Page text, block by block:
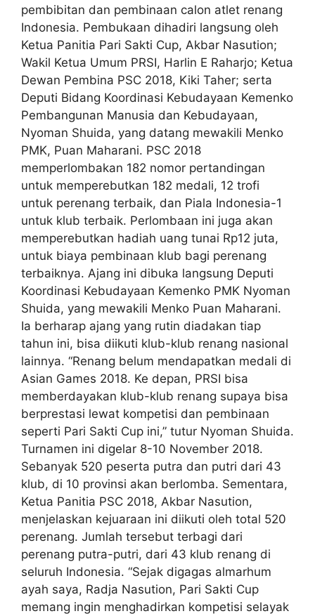
pembibitan dan pembinaan calon atlet renang
Indonesia. Pembukaan dihadiri langsung oleh
Ketua Panitia Pari Sakti Cup, Akbar Nasution;
Wakil Ketua Umum PRSI, Harlin E Raharjo; Ketua
Dewan Pembina PSC 2018, Kiki Taher; serta
Deputi Bidang Koordinasi Kebudayaan Kemenko
Pembangunan Manusia dan Kebudayaan,
Nyoman Shuida, yang datang mewakili Menko
PMK, Puan Maharani. PSC 2018
memperlombakan 182 nomor pertandingan
untuk memperebutkan 182 medali, 12 trofi
untuk perenang terbaik, dan Piala Indonesia-1
untuk klub terbaik. Perlombaan ini juga akan
memperebutkan hadiah uang tunai Rp12 juta,
untuk biaya pembinaan klub bagi perenang
terbaiknya. Ajang ini dibuka langsung Deputi
Koordinasi Kebudayaan Kemenko PMK Nyoman
Shuida, yang mewakili Menko Puan Maharani.
Ia berharap ajang yang rutin diadakan tiap
tahun ini, bisa diikuti klub-klub renang nasional
lainnya. “Renang belum mendapatkan medali di
Asian Games 2018. Ke depan, PRSI bisa
memberdayakan klub-klub renang supaya bisa
berprestasi lewat kompetisi dan pembinaan
seperti Pari Sakti Cup ini,” tutur Nyoman Shuida.
Turnamen ini digelar 8-10 November 2018.
Sebanyak 520 peserta putra dan putri dari 43
klub, di 10 provinsi akan berlomba. Sementara,
Ketua Panitia PSC 2018, Akbar Nasution,
menjelaskan kejuaraan ini diikuti oleh total 520
perenang. Jumlah tersebut terbagi dari
perenang putra-putri, dari 43 klub renang di
seluruh Indonesia. “Sejak digagas almarhum
ayah saya, Radja Nasution, Pari Sakti Cup
memang ingin menghadirkan kompetisi selayak